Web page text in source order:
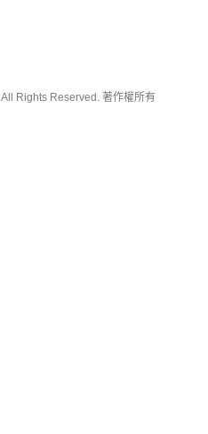
All Rights Reserved. 著作權所有